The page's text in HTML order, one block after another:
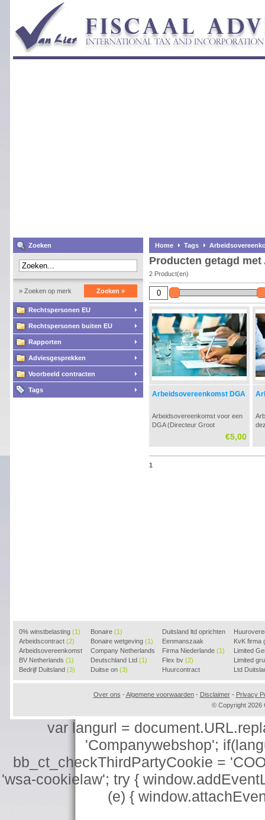
Zoeken
» Zoeken op merk Zoeken »
Rechtspersonen EU
Rechtspersonen buiten EU
Rapporten
Adviesgesprekken
Voorbeeld contracten
Tags
Home Tags
Producten getagd
2 Product(en)
Arbeidsovereenkomst DGA
Arbeidsovereenkomst voor een
DGA (Directeur Groot
Aandeelhouder) nodig? Op deze
pagina kunt u een voorbeeld van
€5,00
1
0% winstbelasting (1)
Arbeidscontract (2)
Arbeidsovereenkomst
(2)
BV Netherlands (1)
Bedrijf Duitsland (3)
Bonaire (1)
Bonaire wetgeving (1)
Company Netherlands
(1)
Deutschland Ltd (1)
Duitse on (3)
Duitsland ltd oprichten
(2)
Eenmanszaak
beginnen(1)
Firma Niederlande (1)
Flex bv (2)
Huurcontract
voorbeeld(3)
KvK firma
Limited
Limited
Ltd
Over ons - Algemene voorwaarden- Disclaimer- Privacy
© Copyright 2026
var langurl =
'Companywebshop';
bb_ct_checkThirdPartyCookie =
'wsa-cookielaw'; try {
(e) {